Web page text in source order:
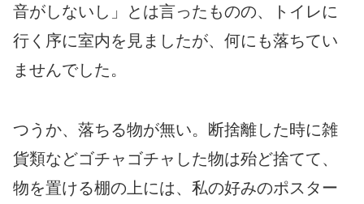
音がしないし」とは言ったものの、トイレに
行く序に室内を見ましたが、何にも落ちてい
ませんでした。
つうか、落ちる物が無い。断捨離した時に雑
貨類などゴチャゴチャした物は殆ど捨てて、
物を置ける棚の上には、私の好みのポスター